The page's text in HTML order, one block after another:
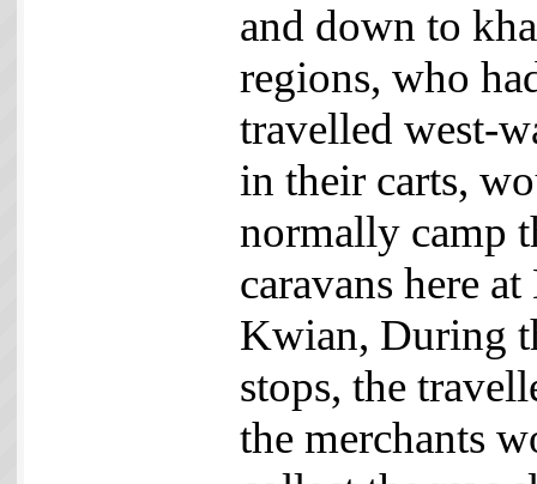
and down to
regions, who
travelled west-
in their carts,
normally camp
caravans here at
Kwian, During
stops, the
the merchants